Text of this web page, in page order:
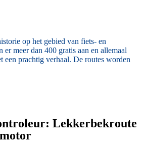
op het gebied van fiets- en
er meer dan 400 gratis aan en allemaal
een prachtig verhaal. De routes worden
Lekkerbekroute